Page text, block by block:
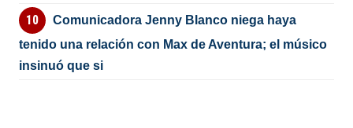
Comunicadora Jenny Blanco niega haya
tenido una relación con Max de Aventura; el músico
insinuó que si